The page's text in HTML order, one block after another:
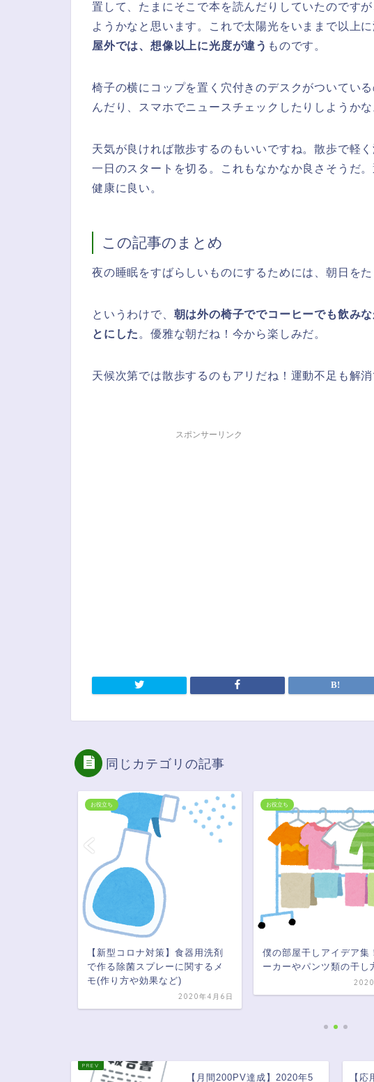
置して、たまにそこで本を読んだりしていたのです
ようかなと思います。これで太陽光をいままで以上
屋外では、想像以上に光度が違う ものです。
椅子の横にコップを置く穴付きのデスクがついてい
んだり、スマホでニュースチェックしたりしようかな
天気が良ければ散歩するのもいいですね。散歩で軽
一日のスタートを切る。これもなかなか良さそうだ
健康に良い。
この記事のまとめ
夜の睡眠をすばらしいものにするためには、朝日を
というわけで、 朝は外の椅子ででコーヒーでも飲み
とにした 。優雅な朝だね！今から楽しみだ。
天候次第では散歩するのもアリだね！運動不足も解消
スポンサーリンク
同じカテゴリの記事
お役立ち
【新型コロナ対策】食器用洗剤
で作る除菌スプレーに関するメ
モ(作り方や効果など)
2020年4月6日
お役立ち
僕の部屋干しアイデア
ーカーやパンツ類の干し
【月間200PV達成】2020年5 【